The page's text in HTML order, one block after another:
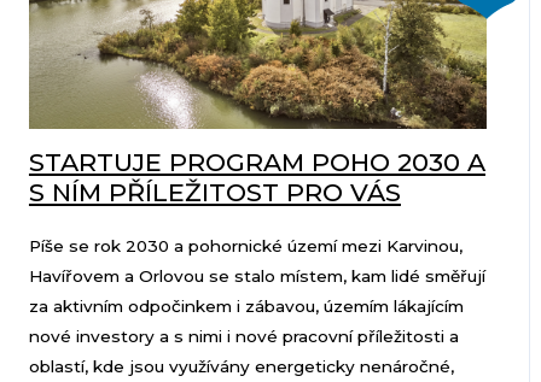
STARTUJE PROGRAM POHO 2030 A
S NÍM PŘÍLEŽITOST PRO VÁS
Píše se rok 2030 a pohornické území mezi Karvinou,
Havířovem a Orlovou se stalo místem, kam lidé směřují
za aktivním odpočinkem i zábavou, územím lákajícím
nové investory a s nimi i nové pracovní příležitosti a
oblastí, kde jsou využívány energeticky nenáročné,